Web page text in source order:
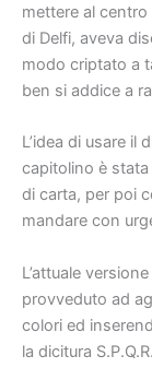
mettere al centro
di Delfi, aveva
modo criptato a
ben si addice a
L’idea di usare il
capitolino è
di carta, per poi
mandare con
L’attuale
provveduto ad
colori ed
la dicitura